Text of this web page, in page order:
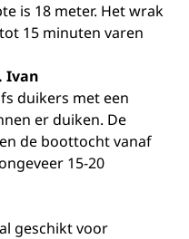
is 18 meter. Het wrak
15 minuten varen
Ivan
duikers met een
er duiken. De
de boottocht vanaf
15-20
geschikt voor